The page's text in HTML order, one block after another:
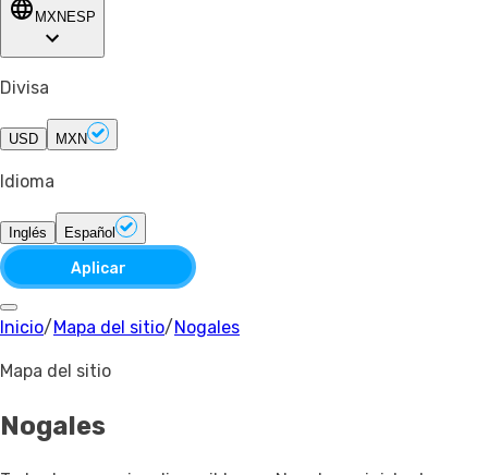
MXN ESP
Divisa
USD MXN
Idioma
Inglés Español
Aplicar
Inicio/ Mapa del sitio/ Nogales
Mapa del sitio
Nogales